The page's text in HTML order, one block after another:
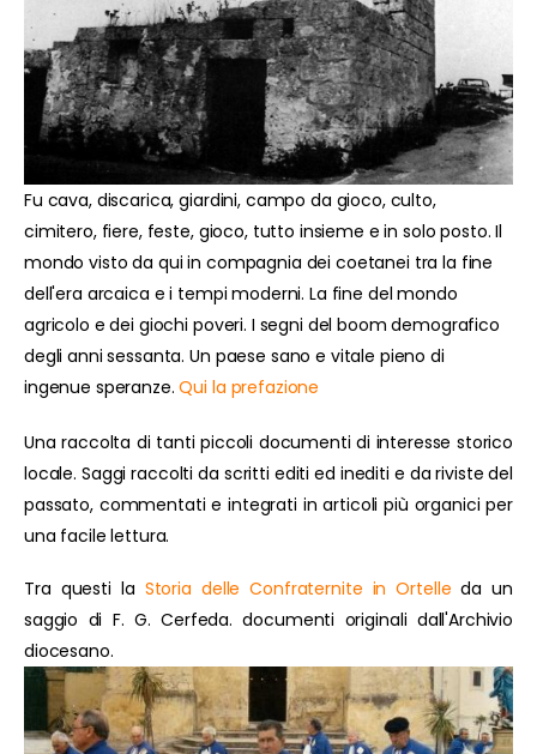
Fu cava, discarica, giardini, campo da gioco, culto,
cimitero, fiere, feste, gioco, tutto insieme e in solo posto. Il
mondo visto da qui in compagnia dei coetanei tra la fine
dell'era arcaica e i tempi moderni. La fine del mondo
agricolo e dei giochi poveri. I segni del boom demografico
degli anni sessanta. Un paese sano e vitale pieno di
ingenue speranze.Qui la prefazione
Una raccolta di tanti piccoli documenti di interesse storico
locale. Saggi raccolti da scritti editi ed inediti e da riviste del
passato, commentati e integrati in articoli più organici per
una facile lettura.
Tra questi la Storia delle Confraternite in Ortelle da un
saggio di F. G. Cerfeda. documenti originali dall'Archivio
diocesano.